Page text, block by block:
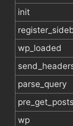
init
wp_loaded
parse_query
pre_get_posts
wp